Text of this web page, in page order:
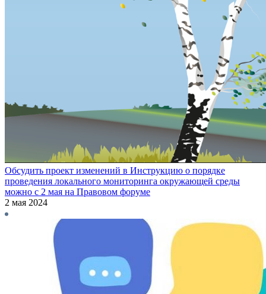
Обсудить проект изменений в Инструкцию о порядке
проведения локального мониторинга окружающей среды
можно с 2 мая на Правовом форуме
2 мая 2024